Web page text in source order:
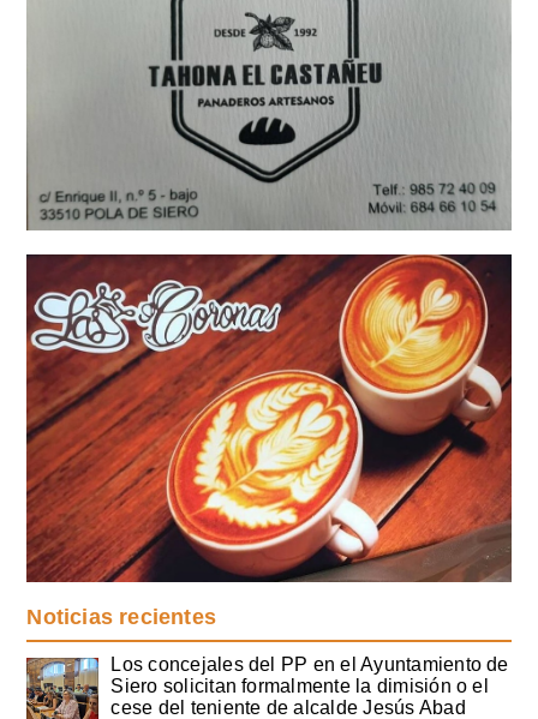
Noticias recientes
Los concejales del PP en el Ayuntamiento de
Siero solicitan formalmente la dimisión o el
cese del teniente de alcalde Jesús Abad